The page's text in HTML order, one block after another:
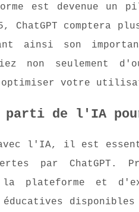
est devenue un
comptera
ainsi son
non seulement
optimiser votre
parti de l'IA
l'IA, il est
par ChatGPT.
plateforme et
disponibles